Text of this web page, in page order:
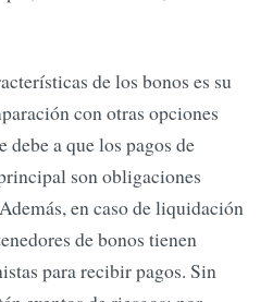
de los bonos es su
con otras opciones
debe a que los pagos de
son obligaciones
en caso de liquidación
de bonos tienen
para recibir pagos. Sin